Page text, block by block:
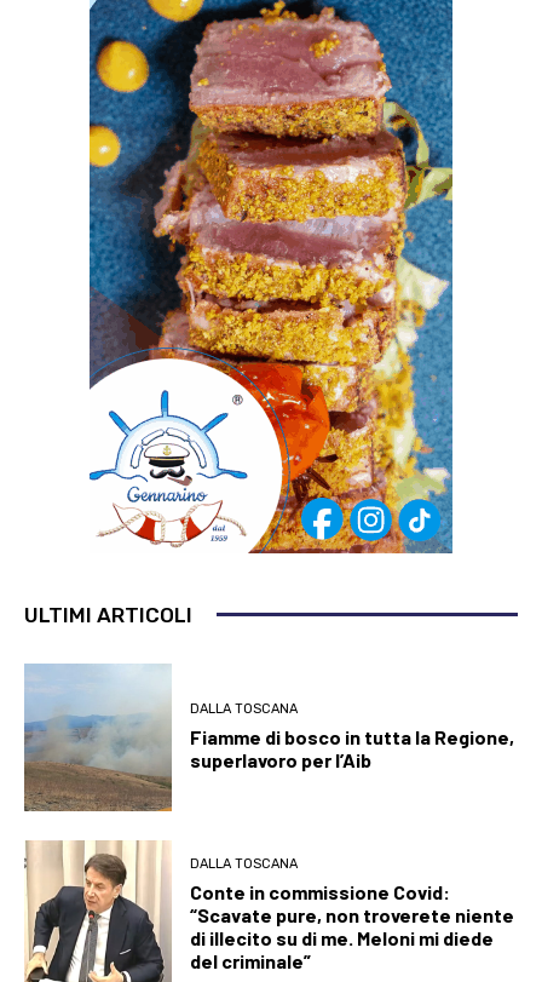
ULTIMI ARTICOLI
DALLA TOSCANA
Fiamme di bosco in tutta la Regione,
superlavoro per l’Aib
DALLA TOSCANA
Conte in commissione Covid:
“Scavate pure, non troverete niente
di illecito su di me. Meloni mi diede
del criminale”